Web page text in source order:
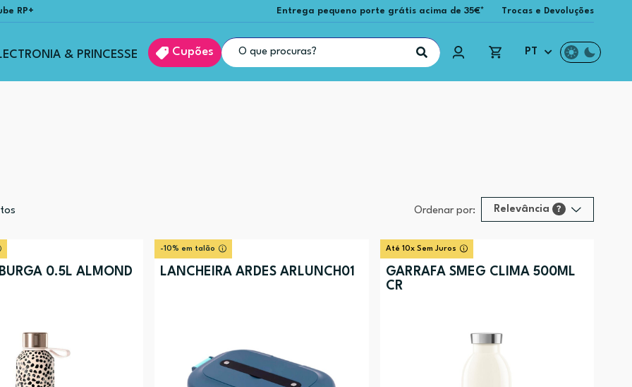
RP+ Entrega pequeno porte grátis acima de 35€* Trocas e Devoluções
& PRINCESSE Cupões PT
Ordenar por: Relevância ?
Alfabética (Z-A)
0.5L ALMOND
-10% em talão
LANCHEIRA ARDES ARLUNCH01
Até 10x Sem Juros
GARRAFA SMEG CLIMA 500ML
CR